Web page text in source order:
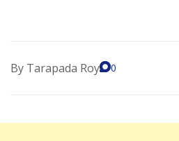
By Tarapada Roy 0